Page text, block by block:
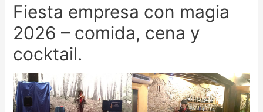
Fiesta empresa con magia
2026 – comida, cena y
cocktail.